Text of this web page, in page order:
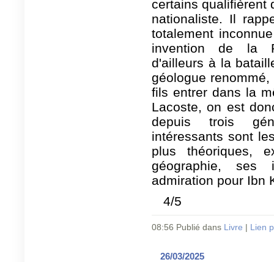
certains qualifièrent
nationaliste. Il
totalement
invention de la
d'ailleurs à la
géologue
fils entrer dans la
Lacoste, on est
depuis trois
intéressants sont
plus théoriques,
géographie, ses
admiration pour Ibn
4/5
08:56 Publié dans Livre Lien
26/03/2025